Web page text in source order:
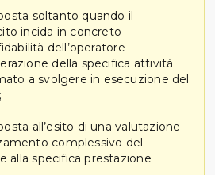
soltanto quando il
incida in concreto
dell’operatore
della specifica attività
a svolgere in esecuzione del
all’esito di una valutazione
complessivo del
alla specifica prestazione